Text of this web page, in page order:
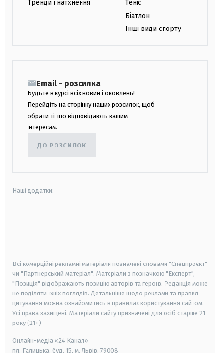
Тренди і натхнення
Теніс
Біатлон
Інші види спорту
Email - розсилка
Будьте в курсі всіх новин і оновлень!
Перейдіть на сторінку наших розсилок, щоб
обрати ті, що відповідають вашим
інтересам.
ДО РОЗСИЛОК
Наші додатки:
Всі комерційні рекламні матеріали позначені словами "Спецпроєкт"
чи "Партнерський матеріал". Матеріали з позначкою "Експерт",
"Позиція" відображають позицію авторів та героїв. Редакція може
не поділяти їхніх поглядів. Детальніше щодо реклами та правил
цитування можна ознайомитись в правилах користування сайтом.
Усі права захищені. Матеріали сайту призначені для осіб старше 21
року (21+)
Онлайн-медіа «24 Канал»
пл. Галицька, буд. 15, м. Львів, 79008